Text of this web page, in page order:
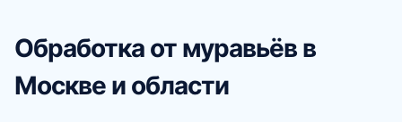
Обработка от муравьёв в
Москве и области